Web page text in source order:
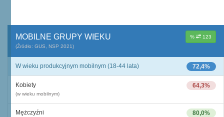
% 123
MOBILNE GRUPY WIEKU
(Źródło: GUS, NSP 2021)
72,4%
W wieku produkcyjnym mobilnym (18-44 lata)
64,3%
Kobiety
(w wieku mobilnym)
80,0%
Mężczyźni